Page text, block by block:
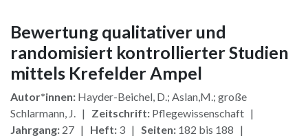
Bewertung qualitativer und
randomisiert kontrollierter Studien
mittels Krefelder Ampel
Autor*innen: Hayder-Beichel, D.; Aslan,M.; große
Schlarmann, J. | Zeitschrift: Pflegewissenschaft |
Jahrgang: 27 | Heft: 3 | Seiten: 182 bis 188 |